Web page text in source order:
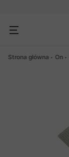
Strona główna On